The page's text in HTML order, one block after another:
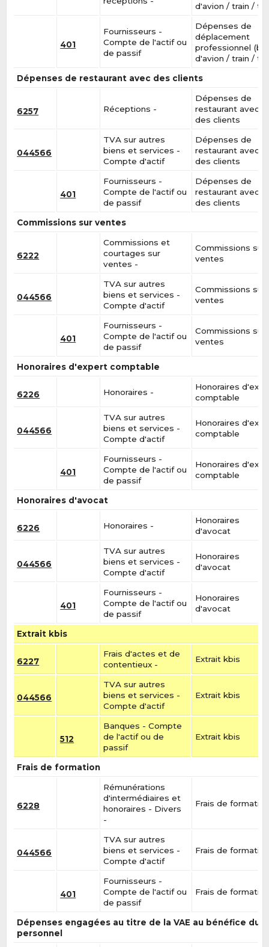
d'avion / train /
401
Fournisseurs -
Compte de l'actif ou
de passif
Dépenses de
déplacement
professionnel
d'avion / train /
Dépenses de restaurant avec des clients
6257 Réceptions -
Dépenses de
restaurant avec
des clients
044566
TVA sur autres
biens et services -
Compte d'actif
Dépenses de
restaurant avec
des clients
401
Fournisseurs -
Compte de l'actif ou
de passif
Dépenses de
restaurant avec
des clients
Commissions sur ventes
6222
Commissions et
courtages sur
ventes -
Commissions sur
ventes
044566
TVA sur autres
biens et services -
Compte d'actif
Commissions sur
ventes
401
Fournisseurs -
Compte de l'actif ou
de passif
Commissions sur
ventes
Honoraires d'expert comptable
6226 Honoraires -
Honoraires
comptable
044566
TVA sur autres
biens et services -
Compte d'actif
Honoraires
comptable
401
Fournisseurs -
Compte de l'actif ou
de passif
Honoraires
comptable
Honoraires d'avocat
6226 Honoraires -
Honoraires
d'avocat
044566
TVA sur autres
biens et services -
Compte d'actif
Honoraires
d'avocat
401
Fournisseurs -
Compte de l'actif ou
de passif
Honoraires
d'avocat
Extrait kbis
6227
Frais d'actes et de
contentieux -
Extrait kbis
044566
TVA sur autres
biens et services -
Compte d'actif
Extrait kbis
512
Banques - Compte
de l'actif ou de
passif
Extrait kbis
Frais de formation
6228
Rémunérations
d'intermédiaires et
honoraires - Divers
-
Frais de
044566
TVA sur autres
biens et services -
Compte d'actif
Frais de
401
Fournisseurs -
Compte de l'actif ou
de passif
Frais de
Dépenses engagées au titre de la VAE au bénéfice du
personnel